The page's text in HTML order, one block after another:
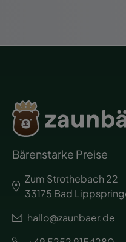
Bärenstarke Preise
Zum Strothebach 22
33175 Bad
hallo@zaunbaer.de